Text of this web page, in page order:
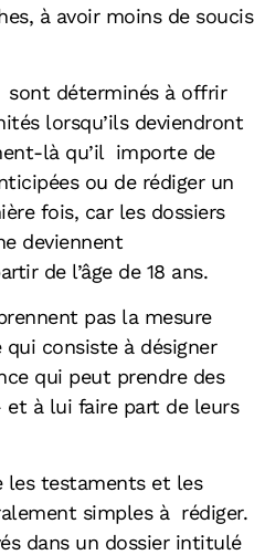
à avoir moins de soucis
sont déterminés à offrir
lorsqu’ils deviendront
là qu’il importe de
ou de rédiger un
fois, car les dossiers
deviennent
de l’âge de 18 ans.
pas la mesure
consiste à désigner
qui peut prendre des
à lui faire part de leurs
les testaments et les
simples à rédiger.
dans un dossier intitulé